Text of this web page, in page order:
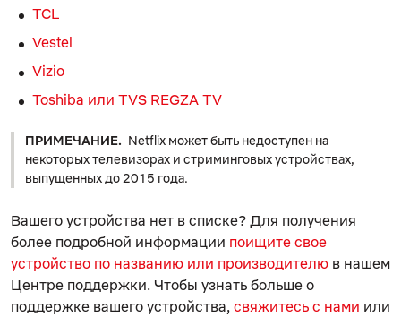
TCL
Vestel
Vizio
Toshiba или TVS REGZA TV
ПРИМЕЧАНИЕ. Netflix может быть недоступен на
некоторых телевизорах и стриминговых устройствах,
выпущенных до 2015 года.
Вашего устройства нет в списке? Для получения
более подробной информации поищите свое
устройство по названию или производителю в нашем
Центре поддержки. Чтобы узнать больше о
поддержке вашего устройства, свяжитесь с нами или